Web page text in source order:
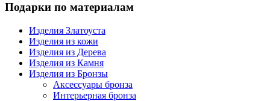
Подарки по материалам
Изделия Златоуста
Изделия из кожи
Изделия из Дерева
Изделия из Камня
Изделия из Бронзы
Аксессуары бронза
Интерьерная бронза